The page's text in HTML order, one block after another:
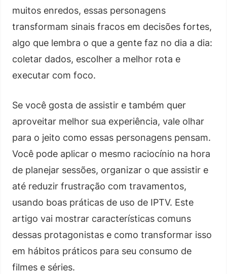
muitos enredos, essas personagens
transformam sinais fracos em decisões fortes,
algo que lembra o que a gente faz no dia a dia:
coletar dados, escolher a melhor rota e
executar com foco.
Se você gosta de assistir e também quer
aproveitar melhor sua experiência, vale olhar
para o jeito como essas personagens pensam.
Você pode aplicar o mesmo raciocínio na hora
de planejar sessões, organizar o que assistir e
até reduzir frustração com travamentos,
usando boas práticas de uso de IPTV. Este
artigo vai mostrar características comuns
dessas protagonistas e como transformar isso
em hábitos práticos para seu consumo de
filmes e séries.